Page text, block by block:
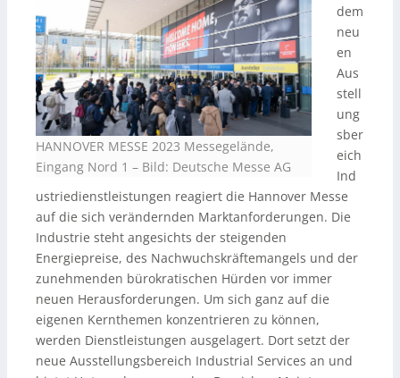
HANNOVER MESSE 2023 Messegelände,
Eingang Nord 1 – Bild: Deutsche Messe AG
dem
neu
en
Aus
stell
ung
sber
eich
Ind
ustriedienstleistungen reagiert die Hannover Messe
auf die sich verändernden Marktanforderungen. Die
Industrie steht angesichts der steigenden
Energiepreise, des Nachwuchskräftemangels und der
zunehmenden bürokratischen Hürden vor immer
neuen Herausforderungen. Um sich ganz auf die
eigenen Kernthemen konzentrieren zu können,
werden Dienstleistungen ausgelagert. Dort setzt der
neue Ausstellungsbereich Industrial Services an und